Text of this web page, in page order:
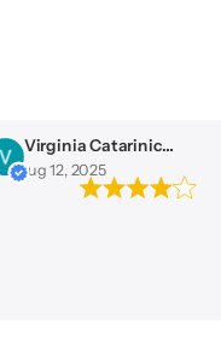
Antonella Pirrello
mag 7, 2025